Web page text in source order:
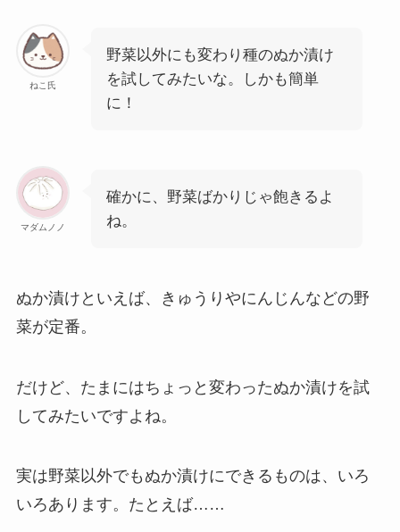
ねこ氏
野菜以外にも変わり種のぬか漬け
を試してみたいな。しかも簡単
に！
マダムノノ
確かに、野菜ばかりじゃ飽きるよ
ね。
ぬか漬けといえば、きゅうりやにんじんなどの野
菜が定番。
だけど、たまにはちょっと変わったぬか漬けを試
してみたいですよね。
実は野菜以外でもぬか漬けにできるものは、いろ
いろあります。たとえば……